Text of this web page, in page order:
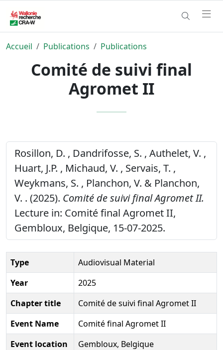
Accueil Publications Publications
Comité de suivi final
Agromet II
Rosillon, D. , Dandrifosse, S. , Authelet, V. ,
Huart, J.P. , Michaud, V. , Servais, T. ,
Weykmans, S. , Planchon, V. & Planchon,
V. . (2025). Comité de suivi final Agromet II.
Lecture in: Comité final Agromet II,
Gembloux, Belgique, 15-07-2025.
Type
Audiovisual Material
Year
2025
Chapter title
Comité de suivi final Agromet II
Event Name
Comité final Agromet II
Event location
Gembloux, Belgique